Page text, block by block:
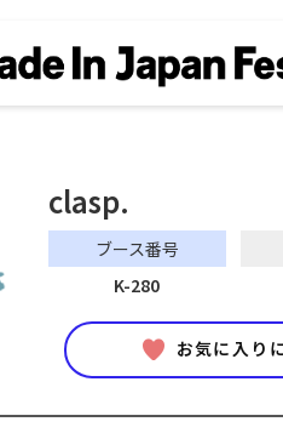
clasp.
ブース番号
K-280
お気に入り